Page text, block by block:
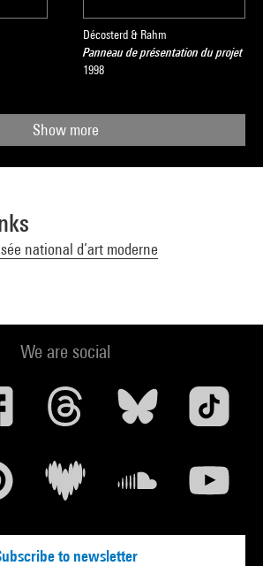
Décosterd & Rahm
Panneau de présentation du projet
1998
Show more
national d’art moderne
We are social
to newsletter